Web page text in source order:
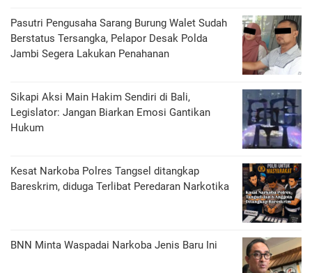
Pasutri Pengusaha Sarang Burung Walet Sudah
Berstatus Tersangka, Pelapor Desak Polda
Jambi Segera Lakukan Penahanan
Sikapi Aksi Main Hakim Sendiri di Bali,
Legislator: Jangan Biarkan Emosi Gantikan
Hukum
Kesat Narkoba Polres Tangsel ditangkap
Bareskrim, diduga Terlibat Peredaran Narkotika
BNN Minta Waspadai Narkoba Jenis Baru Ini